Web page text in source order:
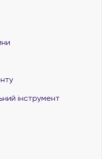
інструмент